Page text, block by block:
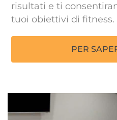
risultati e ti
tuoi obiettivi di fitness.
PER